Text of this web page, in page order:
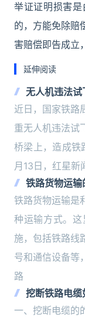
举证证明损害
的，方能免除赔
害赔偿即告成立
延伸阅读
无人机违法
近日，国家铁路
重无人机违法试
桥梁上，造成
月13日，红星新
铁路货物运输
铁路货物运输是
种运输方式。
施，包括铁路线
号和通信设备等
路
挖断铁路电缆
一、挖断电缆的